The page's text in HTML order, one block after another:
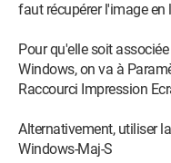
faut récupérer l'image
Pour qu'elle soit
Windows, on va à
Raccourci Impression
Alternativement, utiliser
Windows-Maj-S